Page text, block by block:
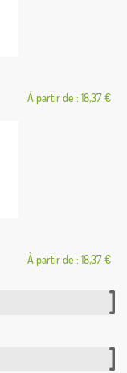
À partir de : 18,37 €
À partir de : 18,37 €